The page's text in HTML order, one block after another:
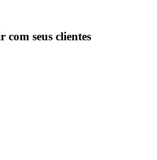
com seus clientes